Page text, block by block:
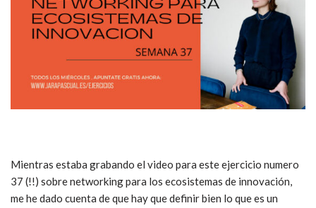
Mientras estaba grabando el video para este ejercicio numero
37 (!!) sobre networking para los ecosistemas de innovación,
me he dado cuenta de que hay que definir bien lo que es un